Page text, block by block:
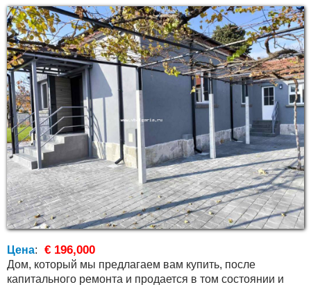
Цена: € 196,000
Дом, который мы предлагаем вам купить, после
капитального ремонта и продается в том состоянии и